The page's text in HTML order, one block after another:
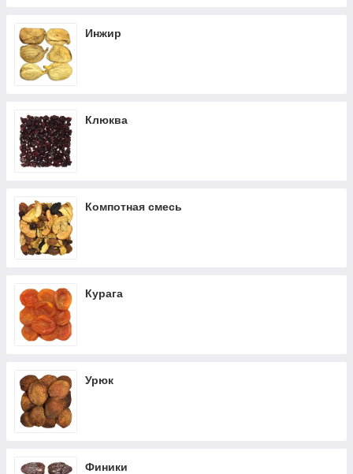
Инжир
Клюква
Компотная смесь
Курага
Урюк
Финики